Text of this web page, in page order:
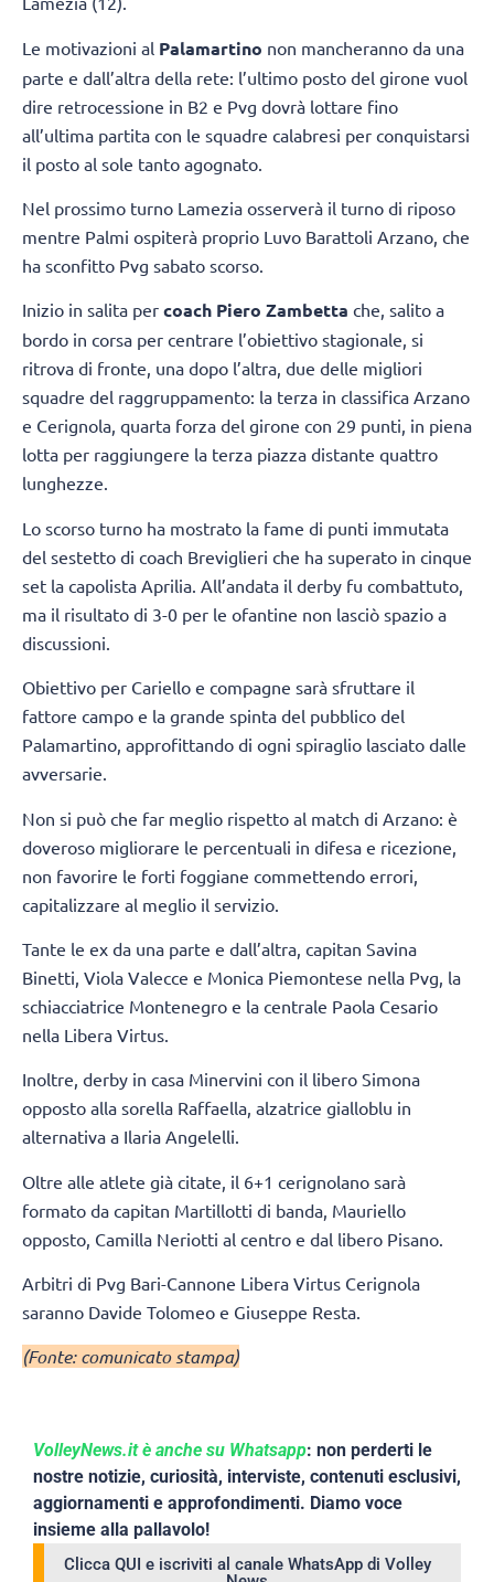
Le motivazioni al Palamartino non mancheranno da una
parte e dall’altra della rete: l’ultimo posto del girone vuol
dire retrocessione in B2 e Pvg dovrà lottare fino
all’ultima partita con le squadre calabresi per conquistarsi
il posto al sole tanto agognato.
Nel prossimo turno Lamezia osserverà il turno di riposo
mentre Palmi ospiterà proprio Luvo Barattoli Arzano, che
ha sconfitto Pvg sabato scorso.
Inizio in salita per coach Piero Zambetta che, salito a
bordo in corsa per centrare l’obiettivo stagionale, si
ritrova di fronte, una dopo l’altra, due delle migliori
squadre del raggruppamento: la terza in classifica Arzano
e Cerignola, quarta forza del girone con 29 punti, in piena
lotta per raggiungere la terza piazza distante quattro
lunghezze.
Lo scorso turno ha mostrato la fame di punti immutata
del sestetto di coach Breviglieri che ha superato in cinque
set la capolista Aprilia. All’andata il derby fu combattuto,
ma il risultato di 3-0 per le ofantine non lasciò spazio a
discussioni.
Obiettivo per Cariello e compagne sarà sfruttare il
fattore campo e la grande spinta del pubblico del
Palamartino, approfittando di ogni spiraglio lasciato dalle
avversarie.
Non si può che far meglio rispetto al match di Arzano: è
doveroso migliorare le percentuali in difesa e ricezione,
non favorire le forti foggiane commettendo errori,
capitalizzare al meglio il servizio.
Tante le ex da una parte e dall’altra, capitan Savina
Binetti, Viola Valecce e Monica Piemontese nella Pvg, la
schiacciatrice Montenegro e la centrale Paola Cesario
nella Libera Virtus.
Inoltre, derby in casa Minervini con il libero Simona
opposto alla sorella Raffaella, alzatrice gialloblu in
alternativa a Ilaria Angelelli.
Oltre alle atlete già citate, il 6+1 cerignolano sarà
formato da capitan Martillotti di banda, Mauriello
opposto, Camilla Neriotti al centro e dal libero Pisano.
Arbitri di Pvg Bari-Cannone Libera Virtus Cerignola
saranno Davide Tolomeo e Giuseppe Resta.
(Fonte: comunicato stampa)
VolleyNews.it è anche su Whatsapp: non perderti le
nostre notizie, curiosità, interviste, contenuti esclusivi,
aggiornamenti e approfondimenti. Diamo voce
insieme alla pallavolo!
Clicca QUI e iscriviti al canale WhatsApp di Volley